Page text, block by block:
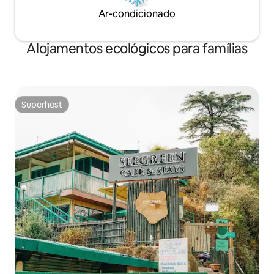
Ar-condicionado
Alojamentos ecológicos para famílias
Superhost
Superhost